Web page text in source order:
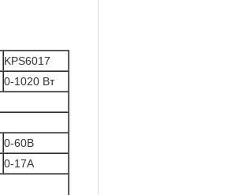
KPS6017
0-1020 Вт
0-60В
0-17А